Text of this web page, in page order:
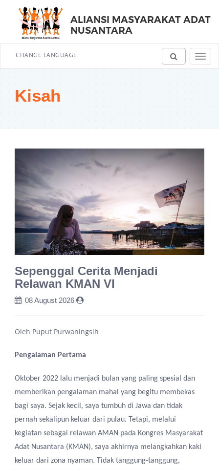
ALIANSI MASYARAKAT ADAT
NUSANTARA
CHANGE LANGUAGE
Kisah
Sepenggal Cerita Menjadi
Relawan KMAN VI
08 August 2026
Oleh Puput Purwaningsih
Pengalaman Pertama
Oktober 2022 lalu menjadi bulan yang paling spesial dan
memberikan pengalaman mahal yang begitu membekas
bagi saya. Sejak kecil, saya tumbuh di Jawa dan tidak
pernah sekalipun keluar dari pulau. Tetapi, melalui
kegiatan sebagai relawan AMAN pada Kongres Masyarakat
Adat Nusantara (KMAN), saya akhirnya melangkahkan kaki
keluar dari zona nyaman. Tidak tanggung-tanggung,